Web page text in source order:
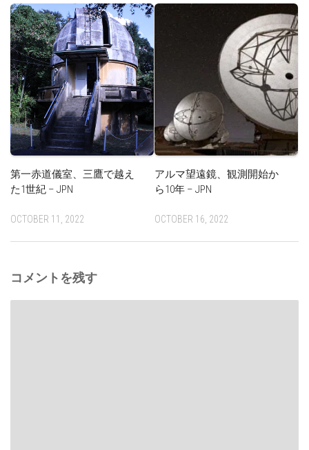
第一赤道儀室、三鷹で越え
た1世紀 – JPN
OCTOBER 11, 2022
アルマ望遠鏡、観測開始か
ら10年 – JPN
OCTOBER 16, 2022
コメントを残す